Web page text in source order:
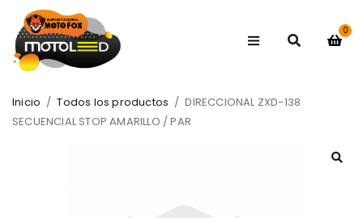
0
Inicio / Todos los productos / DIRECCIONAL ZXD-138
SECUENCIAL STOP AMARILLO / PAR